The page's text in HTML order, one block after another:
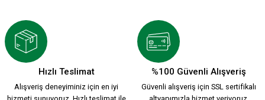
349,90 TL
LOGO KARŞIYAKA SİYAH PORSELEN MUG
Hızlı Teslimat
Alışveriş deneyiminiz için en iyi
hizmeti sunuyoruz. Hızlı teslimat ile
%100 Güvenli Alışveriş
Güvenli alışveriş için SSL sertifikalı
altyapımızla hizmet veriyoruz.